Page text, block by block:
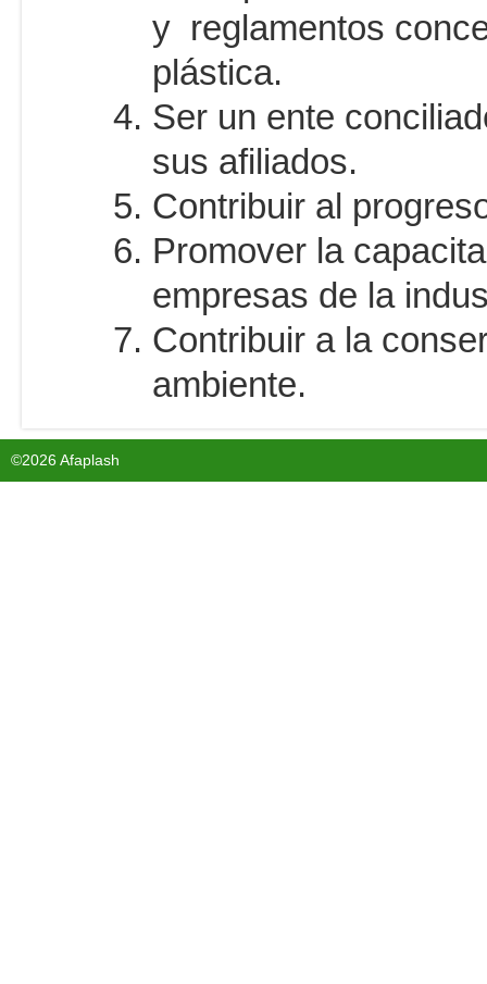
y reglamentos
plástica.
Ser un ente
sus afiliados.
Contribuir al
Promover la
empresas de la
Contribuir a la
ambiente.
©2026 Afaplash